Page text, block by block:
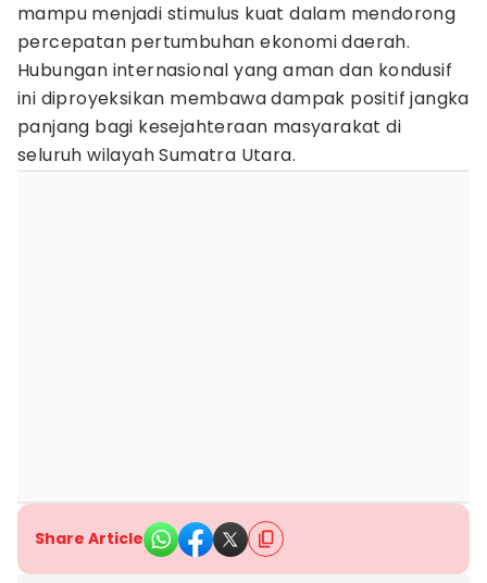
mampu menjadi stimulus kuat dalam mendorong
percepatan pertumbuhan ekonomi daerah.
Hubungan internasional yang aman dan kondusif
ini diproyeksikan membawa dampak positif jangka
panjang bagi kesejahteraan masyarakat di
seluruh wilayah Sumatra Utara.
Share Article